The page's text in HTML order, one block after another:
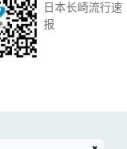
日本长崎流行速
报